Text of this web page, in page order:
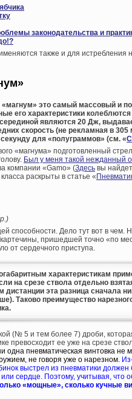
законодательства и
также и для истребления
«магнум» это самый массовый и
его характеристики
являются 20 Дж,
скорость (не рекламная в
для «полуграммов» (см. «
«магнума» подготовленный
Был у меня такой нежданный
компании «Gamo» (Здесь вы
раскрыты в статье «
способности. Дело тут вот в чем.
пришедшей точно «по
от сердечного приступа.
характеристикам
на срезе ствола отдельно
дистанции эта разница сначала
Таково преимущество
(№ 5 и тем более 7) дроби,
превосходит ее уже на срезе
одна пневматическая винтовка не
не говоря уже о нарезном.
выстрел из пневматики
сердце. Поэтому, учитывая, что
«мощные», сколько кучные